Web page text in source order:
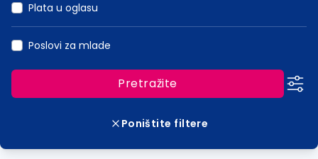
Plata u oglasu
Poslovi za mlade
Pretražite
Poništite filtere